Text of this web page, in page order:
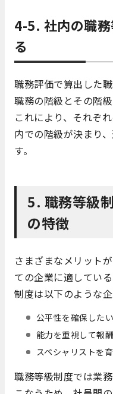
4-5. 社内の職
る
職務評価で算出した
職務の階級とその階
これにより、それぞ
内での階級が決まり
す。
5. 職務等級
の特徴
さまざまなメリット
ての企業に適してい
制度は以下のような
公平性を確保したい
能力を重視して報
スペシャリストを
職務等級制度では業